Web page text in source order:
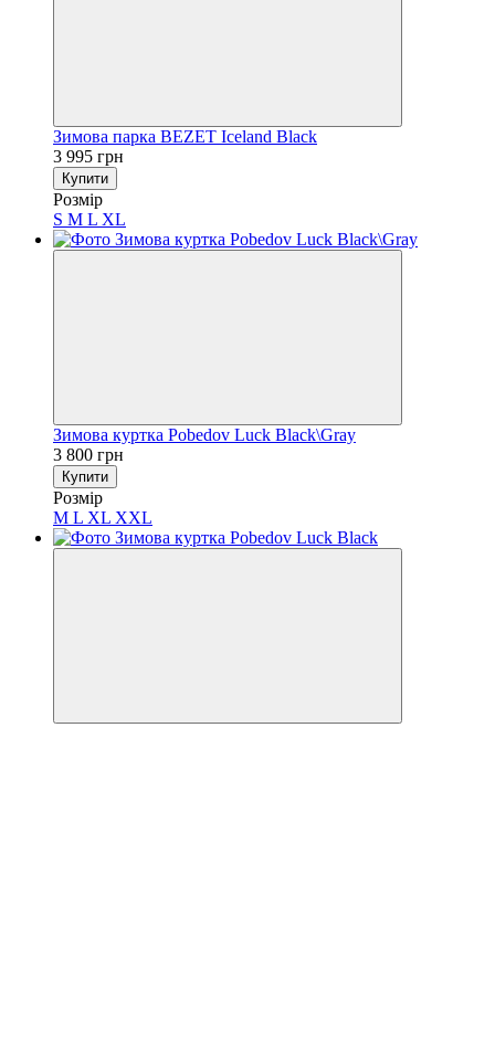
Зимова парка BEZET Iceland Black
3 995 грн
Купити
Розмір
S M L XL
Зимова куртка Pobedov Luck Black\Gray
3 800 грн
Купити
Розмір
M L XL XXL